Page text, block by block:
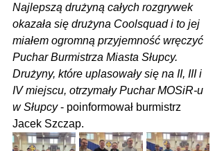
Najlepszą drużyną całych rozgrywek
okazała się drużyna Coolsquad i to jej
miałem ogromną przyjemność wręczyć
Puchar Burmistrza Miasta Słupcy.
Drużyny, które uplasowały się na II, III i
IV miejscu, otrzymały Puchar MOSiR-u
w Słupcy - poinformował burmistrz
Jacek Szczap.